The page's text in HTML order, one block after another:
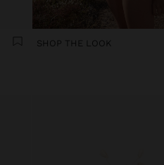
SHOP THE LOOK